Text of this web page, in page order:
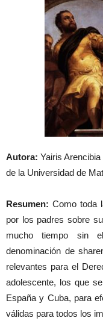
Autora: Yairis
de la Universidad de
Resumen: Como toda
por los padres sobre
mucho tiempo sin
denominación de
relevantes para el
adolescente, los que
España y Cuba, para
válidas para todos los